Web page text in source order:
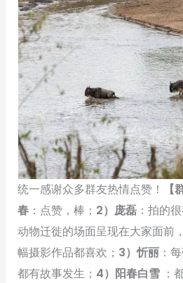
统一感谢众多群友热情点赞！ 【
春 ：点赞，棒； 2）庞磊 ：拍的
动物迁徙的场面呈现在大家面前
幅摄影作品都喜欢； 3）忻丽 ：
都有故事发生； 4）阳春白雪 ：